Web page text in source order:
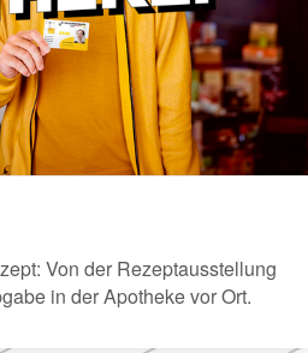
Von der Rezeptausstellung
in der Apotheke vor Ort.